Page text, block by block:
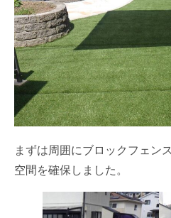
まずは周囲にブロックフェン
空間を確保しました。